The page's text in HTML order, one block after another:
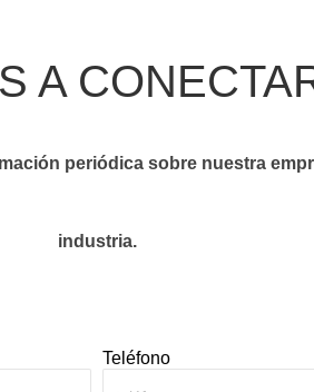
A
periódica sobre nuestra
industria.
Teléfono